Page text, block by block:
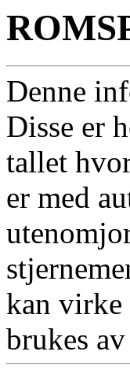
Denne
Disse er
tallet
er med
kan virke
brukes